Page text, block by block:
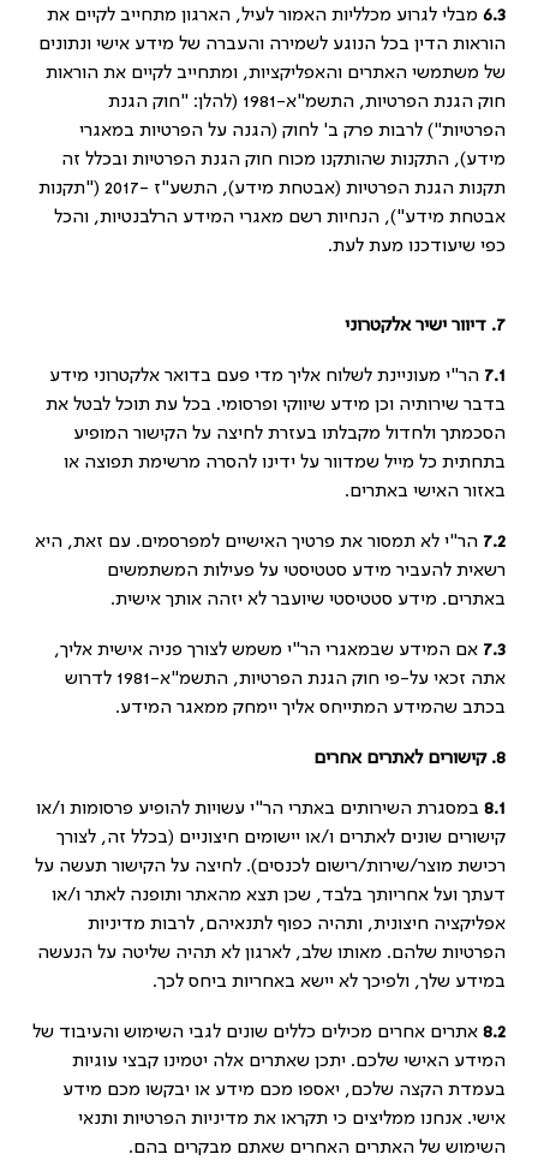
6.3 מבלי לגרוע מכלליות האמור לעיל, הארגון מתחייב לקיים את
הוראות הדין בכל הנוגע לשמירה והעברה של מידע אישי ונתונים
של משתמשי האתרים והאפליקציות, ומתחייב לקיים את הוראות
חוק הגנת הפרטיות, התשמ"א-1981 (להלן: "חוק הגנת
הפרטיות") לרבות פרק ב' לחוק (הגנה על הפרטיות במאגרי
מידע), התקנות שהותקנו מכוח חוק הגנת הפרטיות ובכלל זה
תקנות הגנת הפרטיות (אבטחת מידע), התשע"ז -2017 ("תקנות
אבטחת מידע"), הנחיות רשם מאגרי המידע הרלבנטיות, והכל
כפי שיעודכנו מעת לעת.
7. דיוור ישיר אלקטרוני
7.1 הר"י מעוניינת לשלוח אליך מדי פעם בדואר אלקטרוני מידע
בדבר שירותיה וכן מידע שיווקי ופרסומי. בכל עת תוכל לבטל את
הסכמתך ולחדול מקבלתו בעזרת לחיצה על הקישור המופיע
בתחתית כל מייל שמדוור על ידינו להסרה מרשימת תפוצה או
באזור האישי באתרים.
7.2 הר"י לא תמסור את פרטיך האישיים למפרסמים. עם זאת, היא
רשאית להעביר מידע סטטיסטי על פעילות המשתמשים
באתרים. מידע סטטיסטי שיועבר לא יזהה אותך אישית.
7.3 אם המידע שבמאגרי הר"י משמש לצורך פניה אישית אליך,
אתה זכאי על-פי חוק הגנת הפרטיות, התשמ"א-1981 לדרוש
בכתב שהמידע המתייחס אליך יימחק ממאגר המידע.
8. קישורים לאתרים אחרים
8.1 במסגרת השירותים באתרי הר"י עשויות להופיע פרסומות ו/או
קישורים שונים לאתרים ו/או יישומים חיצוניים (בכלל זה, לצורך
רכישת מוצר/שירות/רישום לכנסים). לחיצה על הקישור תעשה על
דעתך ועל אחריותך בלבד, שכן תצא מהאתר ותופנה לאתר ו/או
אפליקציה חיצונית, ותהיה כפוף לתנאיהם, לרבות מדיניות
הפרטיות שלהם. מאותו שלב, לארגון לא תהיה שליטה על הנעשה
במידע שלך, ולפיכך לא יישא באחריות ביחס לכך.
8.2 אתרים אחרים מכילים כללים שונים לגבי השימוש והעיבוד של
המידע האישי שלכם. יתכן שאתרים אלה יטמינו קבצי עוגיות
בעמדת הקצה שלכם, יאספו מכם מידע או יבקשו מכם מידע
אישי. אנחנו ממליצים כי תקראו את מדיניות הפרטיות ותנאי
השימוש של האתרים האחרים שאתם מבקרים בהם.